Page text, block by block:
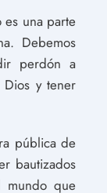
es una parte
Debemos
perdón a
Dios y tener
pública de
bautizados
mundo que